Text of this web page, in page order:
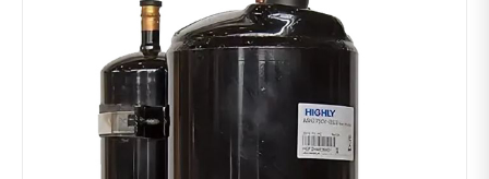
Цена 0 - 2000000 ₽
—